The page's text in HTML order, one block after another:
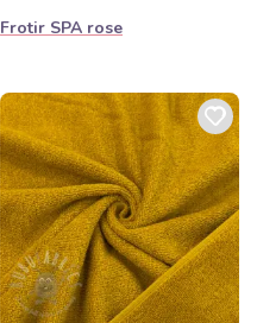
Frotir SPA rose